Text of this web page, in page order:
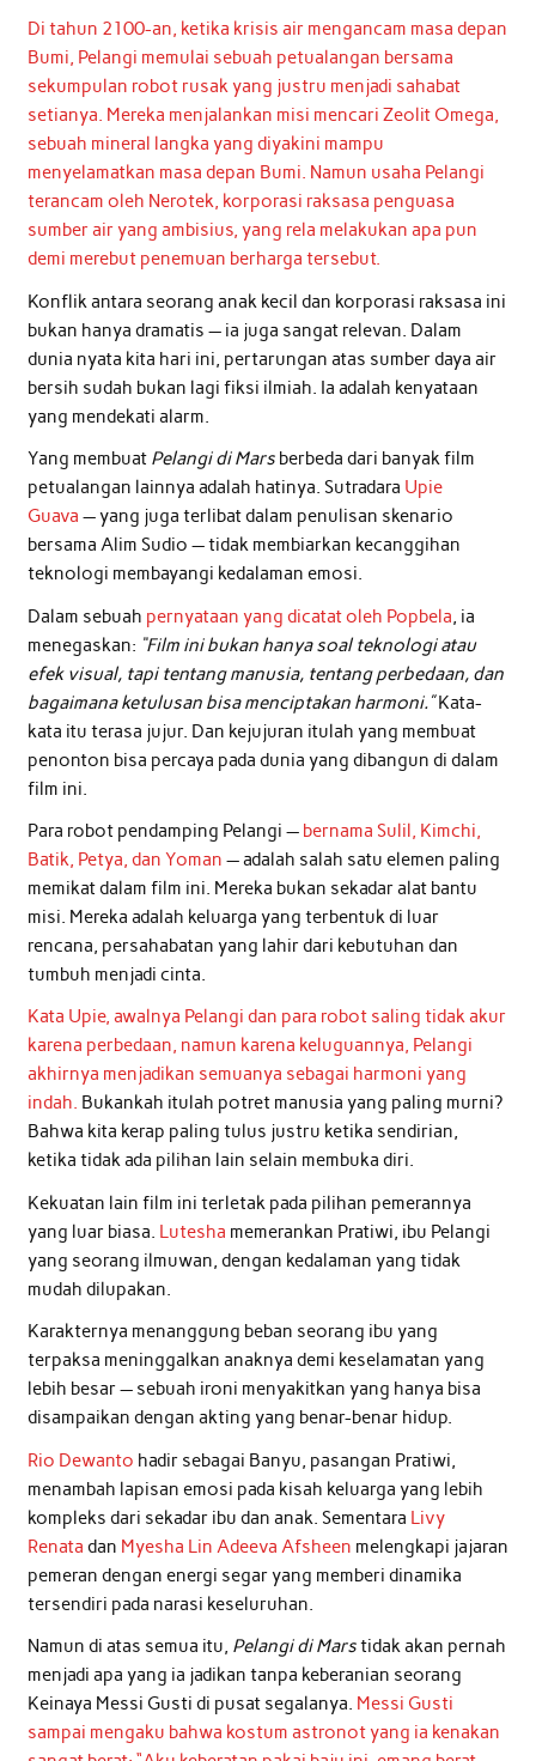
Di tahun 2100-an, ketika krisis air mengancam masa depan
Bumi, Pelangi memulai sebuah petualangan bersama
sekumpulan robot rusak yang justru menjadi sahabat
setianya. Mereka menjalankan misi mencari Zeolit Omega,
sebuah mineral langka yang diyakini mampu
menyelamatkan masa depan Bumi. Namun usaha Pelangi
terancam oleh Nerotek, korporasi raksasa penguasa
sumber air yang ambisius, yang rela melakukan apa pun
demi merebut penemuan berharga tersebut.
Konflik antara seorang anak kecil dan korporasi raksasa ini
bukan hanya dramatis — ia juga sangat relevan. Dalam
dunia nyata kita hari ini, pertarungan atas sumber daya air
bersih sudah bukan lagi fiksi ilmiah. Ia adalah kenyataan
yang mendekati alarm.
Yang membuat Pelangi di Marsberbeda dari banyak film
petualangan lainnya adalah hatinya. Sutradara Upie
Guava — yang juga terlibat dalam penulisan skenario
bersama Alim Sudio — tidak membiarkan kecanggihan
teknologi membayangi kedalaman emosi.
Dalam sebuah pernyataan yang dicatat oleh Popbela , ia
menegaskan: “Film ini bukan hanya soal teknologi atau
efek visual, tapi tentang manusia, tentang perbedaan, dan
bagaimana ketulusan bisa menciptakan harmoni.”Kata-
kata itu terasa jujur. Dan kejujuran itulah yang membuat
penonton bisa percaya pada dunia yang dibangun di dalam
film ini.
Para robot pendamping Pelangi — bernama Sulil, Kimchi,
Batik, Petya, dan Yoman — adalah salah satu elemen paling
memikat dalam film ini. Mereka bukan sekadar alat bantu
misi. Mereka adalah keluarga yang terbentuk di luar
rencana, persahabatan yang lahir dari kebutuhan dan
tumbuh menjadi cinta.
Kata Upie, awalnya Pelangi dan para robot saling tidak akur
karena perbedaan, namun karena keluguannya, Pelangi
akhirnya menjadikan semuanya sebagai harmoni yang
indah. Bukankah itulah potret manusia yang paling murni?
Bahwa kita kerap paling tulus justru ketika sendirian,
ketika tidak ada pilihan lain selain membuka diri.
Kekuatan lain film ini terletak pada pilihan pemerannya
yang luar biasa. Lutesha memerankan Pratiwi, ibu Pelangi
yang seorang ilmuwan, dengan kedalaman yang tidak
mudah dilupakan.
Karakternya menanggung beban seorang ibu yang
terpaksa meninggalkan anaknya demi keselamatan yang
lebih besar — sebuah ironi menyakitkan yang hanya bisa
disampaikan dengan akting yang benar-benar hidup.
Rio Dewanto hadir sebagai Banyu, pasangan Pratiwi,
menambah lapisan emosi pada kisah keluarga yang lebih
kompleks dari sekadar ibu dan anak. Sementara Livy
Renata dan Myesha Lin Adeeva Afsheen melengkapi jajaran
pemeran dengan energi segar yang memberi dinamika
tersendiri pada narasi keseluruhan.
Namun di atas semua itu, Pelangi di Marstidak akan pernah
menjadi apa yang ia jadikan tanpa keberanian seorang
Keinaya Messi Gusti di pusat segalanya. Messi Gusti
sampai mengaku bahwa kostum astronot yang ia kenakan